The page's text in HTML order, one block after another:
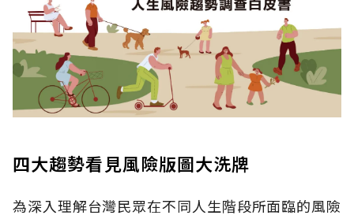
四大趨勢看見風險版圖大洗牌
為深入理解台灣民眾在不同人生階段所面臨的風險